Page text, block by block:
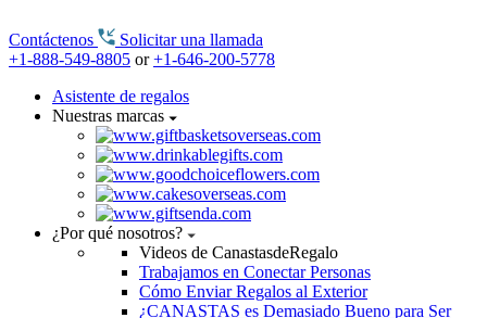
Contáctenos
Solicitar una llamada
+1-888-549-8805 or+1-646-200-5778
Asistente de regalos
Nuestras marcas
¿Por qué nosotros?
Videos de CanastasdeRegalo
Trabajamos en Conectar Personas
Cómo Enviar Regalos al Exterior
¿CANASTAS es Demasiado Bueno para Ser